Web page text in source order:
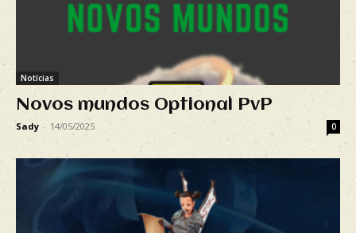
Notícias
Novos mundos Optional PvP
Sady - 14/05/2025 0